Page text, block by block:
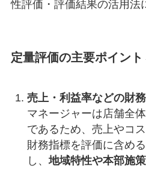
性評価・評価結果の活用法
定量評価の主要ポイント
売上・利益率などの財
マネージャーは店舗全
であるため、売上やコ
財務指標を評価に含め
し、地域特性や本部施